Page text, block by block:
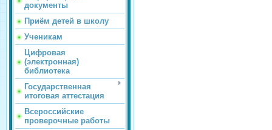
документы
Приём детей в школу
Ученикам
Цифровая
(электронная)
библиотека
Государственная
итоговая аттестация
Всероссийские
проверочные работы